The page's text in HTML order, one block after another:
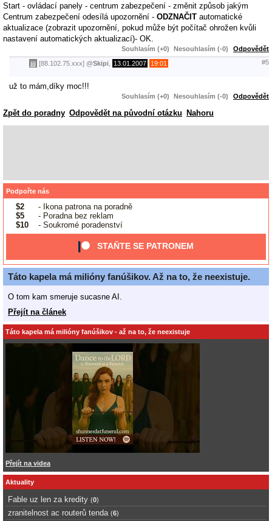
Start - ovládací panely - centrum zabezpečení - změnit způsob jakým
Centrum zabezpečení odesílá upozornění - ODZNAČIT automatické
aktualizace (zobrazit upozornění, pokud může být počítač ohrožen kvůli
nastavení automatických aktualizací)- OK.
Souhlasím (+0) Nesouhlasím (-0) Odpovědět
jjj [88.102.75.xxx] @Skipi 13.01.2007 19:01 #5
už to mám,díky moc!!!
Souhlasím (+0) Nesouhlasím (-0) Odpovědět
Zpět do poradny Odpovědět na původní otázku Nahoru
Podpořte nás
$2
- Ikona patrona na poradně
$5
- Poradna bez reklam
$10
- Soukromé poradenství
STAŇTE SE PATRONEM
Táto kapela má milióny fanúšikov. Až na to, že neexistuje.
O tom kam smeruje sucasne AI.
Přejít na článek
Táto kapela má milióny fanúšikov - až na to, že neexistuje
Přejít na videa
Aktuality
Fable uz len za kredity (0)
zranitelnost ac routerů tenda (6)